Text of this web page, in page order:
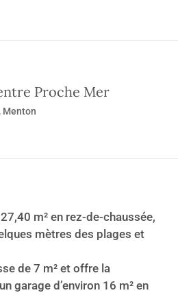
Proche Mer
Menton
m² en rez-de-chaussée,
mètres des plages et
de 7 m² et offre la
garage d’environ 16 m² en